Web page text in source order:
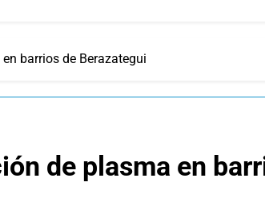
barrios de Berazategui
de plasma en